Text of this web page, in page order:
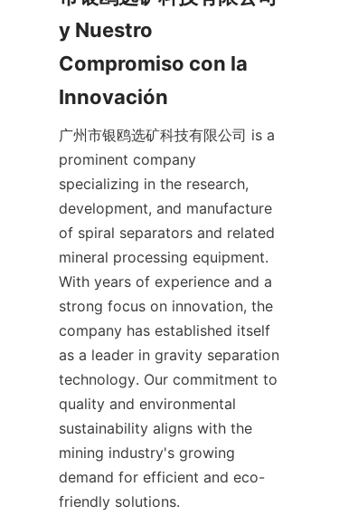
y Nuestro
Compromiso con la
Innovación
广州市银鸥选矿科技有限公司 is a
prominent company
specializing in the research,
development, and manufacture
of spiral separators and related
mineral processing equipment.
With years of experience and a
strong focus on innovation, the
company has established itself
as a leader in gravity separation
technology. Our commitment to
quality and environmental
sustainability aligns with the
mining industry's growing
demand for efficient and eco-
friendly solutions.